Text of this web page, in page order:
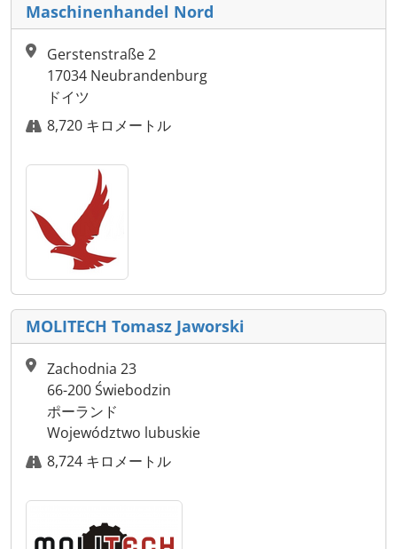
Maschinenhandel Nord
Gerstenstraße 2
17034 Neubrandenburg
ドイツ
8,720 キロメートル
MOLITECH Tomasz Jaworski
Zachodnia 23
66-200 Świebodzin
ポーランド
Województwo lubuskie
8,724 キロメートル